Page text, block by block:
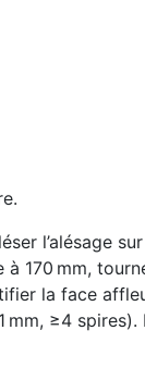
l’alésage
170 mm,
la face
mm, ≥4